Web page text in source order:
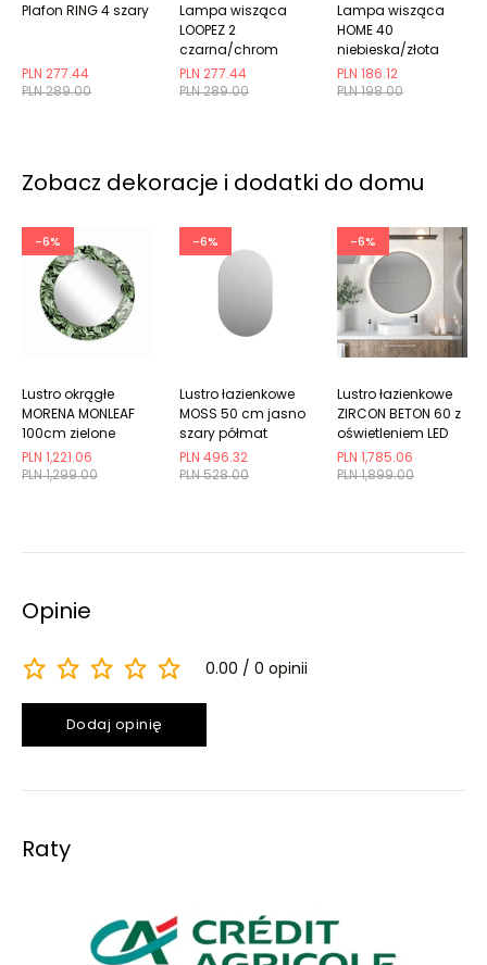
PLN 289.00
PLN 277.44
Plafon RING 4 szary
PLN 289.00
PLN 277.44
Lampa wisząca
LOOPEZ 2
czarna/chrom
PLN 198.00
PLN 186.12
Lampa wisząca
HOME 40
niebieska/złota
Zobacz dekoracje i dodatki do domu
-6%
PLN 1,299.00
PLN 1,221.06
Lustro okrągłe
MORENA MONLEAF
100cm zielone
-6%
PLN 528.00
PLN 496.32
Lustro łazienkowe
MOSS 50 cm jasno
szary półmat
owalne
-6%
PLN 1,899.00
PLN 1,785.06
Lustro łazienkowe
ZIRCON BETON 60 z
oświetleniem LED
Opinie
0.00 0 opinii
Dodaj opinię
Raty